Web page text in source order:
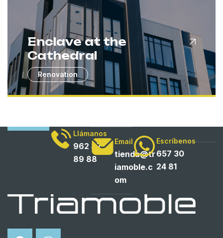
Enclave at the
Cathedral
Renovation
Llámanos
962 87
89 88
Email
tienda@tr
iamoble.c
om
Escríbenos
657 30
24 81